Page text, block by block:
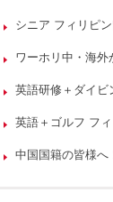
シニア フィリピ
ワーホリ中・海外
英語研修＋ダイビ
英語＋ゴルフ フ
中国国籍の皆様へ